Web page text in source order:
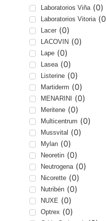
Laboratorios Viña (0)
Laboratorios Vitoria (0
Lacer (0)
LACOVIN (0)
Lape (0)
Lasea (0)
Listerine (0)
Martiderm (0)
MENARINI (0)
Meritene (0)
Multicentrum (0)
Mussvital (0)
Mylan (0)
Neoretin (0)
Neutrogena (0)
Nicorette (0)
Nutribén (0)
NUXE (0)
Optrex (0)